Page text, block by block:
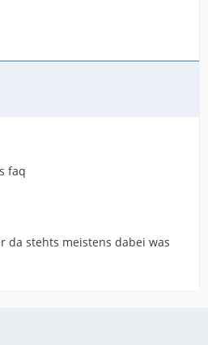
faq
da stehts meistens dabei was